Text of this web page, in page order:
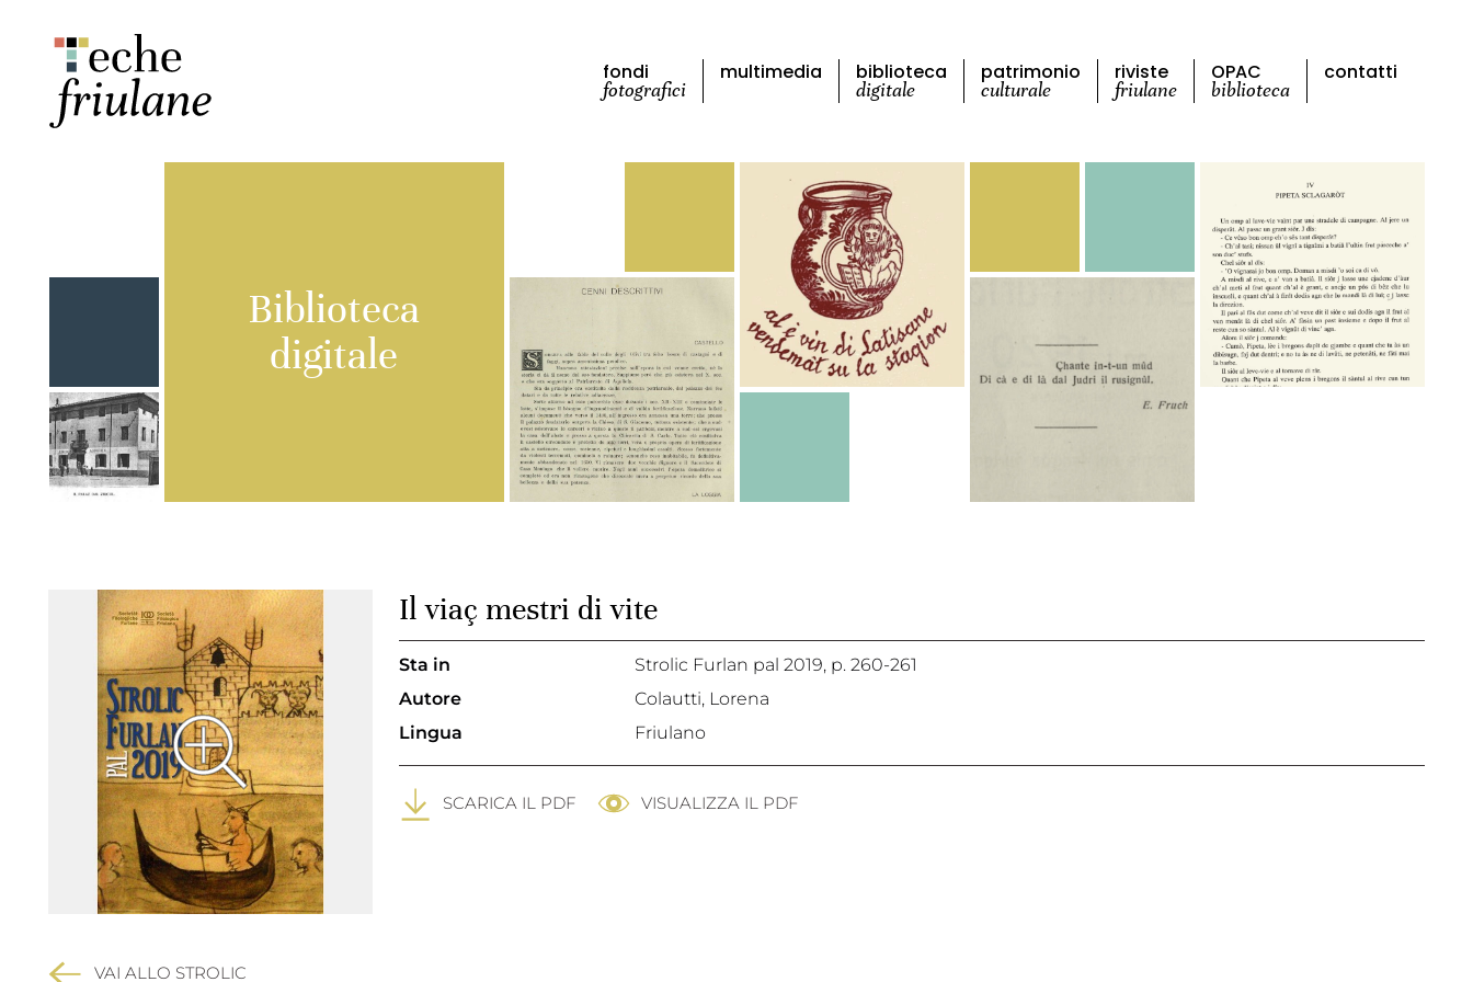
fondi
fotografici
multimedia biblioteca
digitale
patrimonio
culturale
riviste
friulane
OPAC
biblioteca
contatti
Biblioteca
digitale
VAI ALLO STROLIC
Il viaç mestri di vite
Sta in Strolic Furlan pal 2019, p. 260-261
Autore
Colautti, Lorena
Lingua
Friulano
SCARICA IL PDF VISUALIZZA IL PDF